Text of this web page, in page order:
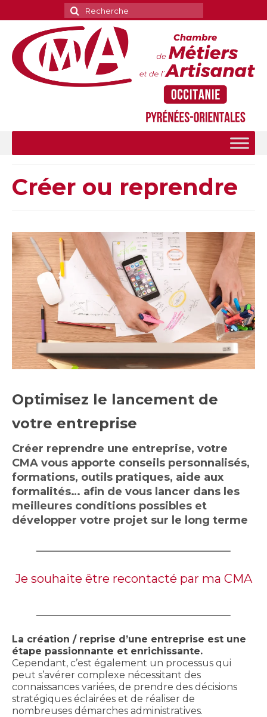
Rechercher
:
Créer ou reprendre
Optimisez le lancement de
votre entreprise
Créer reprendre une entreprise, votre
CMA vous apporte conseils personnalisés,
formations, outils pratiques, aide aux
formalités… afin de vous lancer dans les
meilleures conditions possibles et
développer votre projet sur le long terme
Je souhaite être recontacté par ma CMA
La création / reprise d’une entreprise est une
étape passionnante et enrichissante.
Cependant, c’est également un processus qui
peut s’avérer complexe nécessitant des
connaissances variées, de prendre des décisions
stratégiques éclairées et de réaliser de
nombreuses démarches administratives.